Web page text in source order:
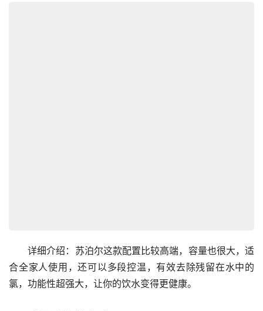
详细介绍：苏泊尔这款配置比较高端，容量也很大，适
合全家人使用，还可以多段控温，有效去除残留在水中的
氯，功能性超强大，让你的饮水变得更健康。